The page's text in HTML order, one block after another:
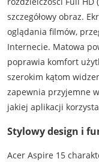
szczegółowy obraz.
oglądania filmów,
Internecie. Matowa
poprawia komfort
szerokim kątom
zapewnia przyjemne
jakiej aplikacji
Stylowy design i
Acer Aspire 15